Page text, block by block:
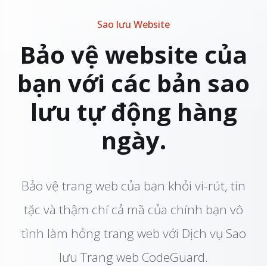
Sao lưu Website
Bảo vệ website của
bạn với các bản sao
lưu tự động hàng
ngày.
Bảo vệ trang web của bạn khỏi vi-rút, tin
tặc và thậm chí cả mã của chính bạn vô
tình làm hỏng trang web với Dịch vụ Sao
lưu Trang web CodeGuard.